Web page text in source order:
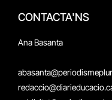
CONTACTA'NS
Ana Basanta